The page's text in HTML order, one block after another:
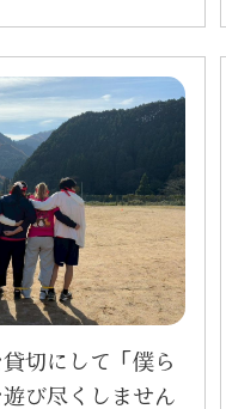
切にして「僕ら
び尽くしません